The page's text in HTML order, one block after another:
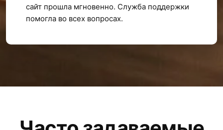
сайт прошла мгновенно. Служба поддержки
помогла во всех вопросах.